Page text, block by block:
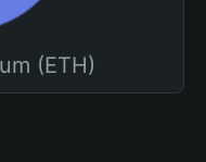
(ETH)